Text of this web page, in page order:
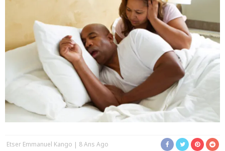
Etser Emmanuel Kango 8 Ans Ago